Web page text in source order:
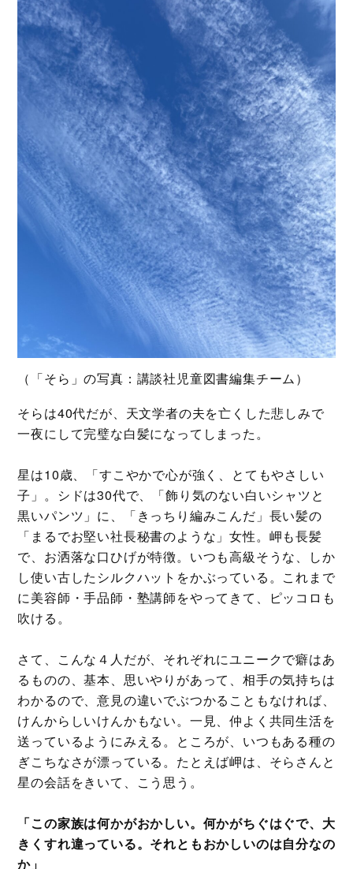
（「そら」の写真：講談社児童図書編集チーム）
そらは40代だが、天文学者の夫を亡くした悲しみで
一夜にして完璧な白髪になってしまった。
星は10歳、「すこやかで心が強く、とてもやさしい
子」。シドは30代で、「飾り気のない白いシャツと
黒いパンツ」に、「きっちり編みこんだ」長い髪の
「まるでお堅い社長秘書のような」女性。岬も長髪
で、お洒落な口ひげが特徴。いつも高級そうな、しか
し使い古したシルクハットをかぶっている。これまで
に美容師・手品師・塾講師をやってきて、ピッコロも
吹ける。
さて、こんな４人だが、それぞれにユニークで癖はあ
るものの、基本、思いやりがあって、相手の気持ちは
わかるので、意見の違いでぶつかることもなければ、
けんからしいけんかもない。一見、仲よく共同生活を
送っているようにみえる。ところが、いつもある種の
ぎこちなさが漂っている。たとえば岬は、そらさんと
星の会話をきいて、こう思う。
「この家族は何かがおかしい。何かがちぐはぐで、大
きくすれ違っている。それともおかしいのは自分なの
か」